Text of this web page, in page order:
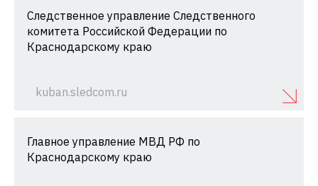
Следственное управление Следственного
комитета Российской Федерации по
Краснодарскому краю
kuban.sledcom.ru
Главное управление МВД РФ по
Краснодарскому краю